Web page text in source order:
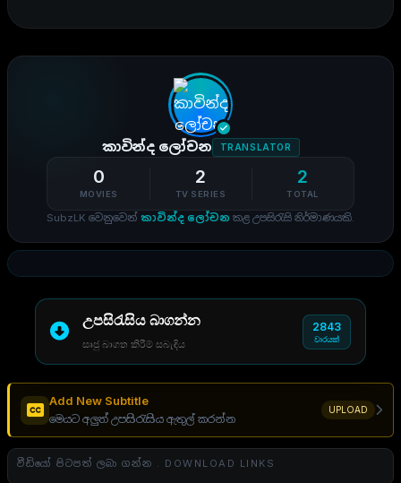
කාවින්ද ලෝචන TRANSLATOR
0
MOVIES
2
TV SERIES
2
TOTAL
SubzLK වෙනුවෙන් කාවින්ද ලෝචන කළ උපසිරැසි නිර්මාණයකි.
උපසිරැසිය බාගන්න
සෘජු බාගත කිරීම් සබැඳිය
2843
වාරයක්
Add New Subtitle
මෙයට අලුත් උපසිරැසිය ඇතුල් කරන්න
UPLOAD
වීඩියෝ පිටපත් ලබා ගන්න . DOWNLOAD LINKS